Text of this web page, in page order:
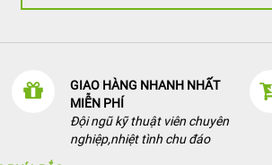
GIAO HÀNG NHANH NHẤT
MIỄN PHÍ
Đội ngũ kỹ thuật viên chuyên
nghiệp,nhiệt tình chu đáo